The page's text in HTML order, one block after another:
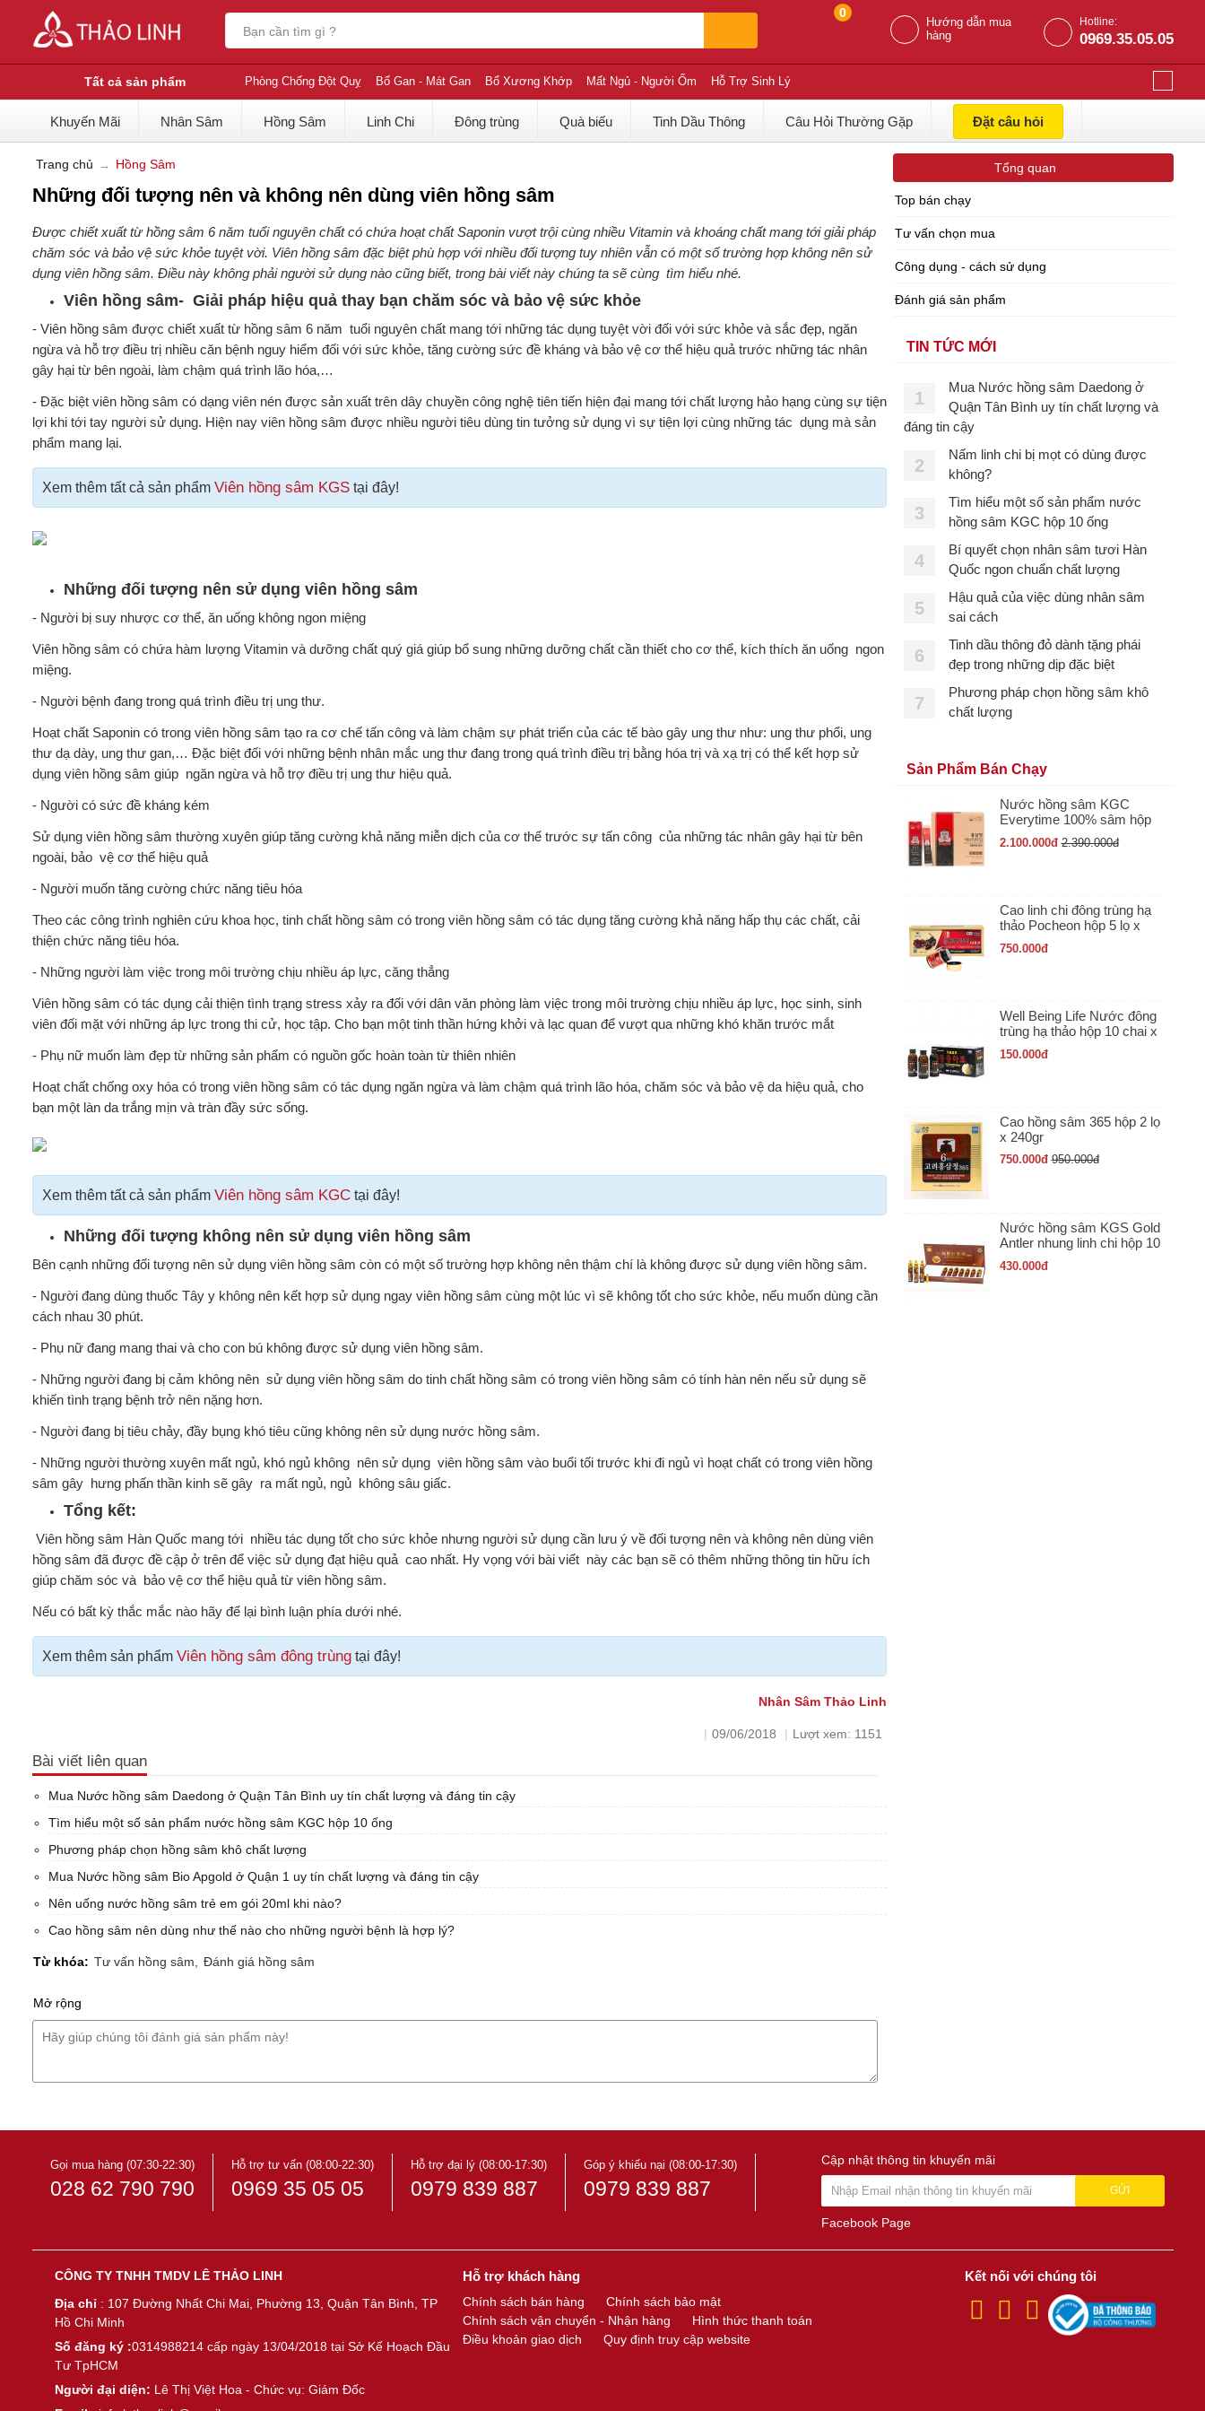
0
Hướng dẫn mua
hàng
Hotline:
0969.35.05.05
Tất cả sản phẩm Phòng Chống Đột Quỵ Bổ Gan - Mát Gan Bổ Xương Khớp Mất Ngủ - Người Ốm Hỗ Trợ Sinh Lý
Khuyến Mãi Nhân Sâm Hồng Sâm Linh Chi Đông trùng Quà biếu Tinh Dầu Thông Câu Hỏi Thường Gặp Đặt câu hỏi
Trang chủ Hồng Sâm
Những đối tượng nên và không nên dùng viên hồng sâm
Được chiết xuất từ hồng sâm 6 năm tuổi nguyên chất có chứa hoạt chất Saponin vượt trội cùng nhiều Vitamin và khoáng chất mang tới giải pháp
chăm sóc và bảo vệ sức khỏe tuyệt vời. Viên hồng sâm đặc biệt phù hợp với nhiều đối tượng tuy nhiên vẫn có một số trường hợp không nên sử
dụng viên hồng sâm. Điều này không phải người sử dụng nào cũng biết, trong bài viết này chúng ta sẽ cùng tìm hiểu nhé.
Viên hồng sâm- Giải pháp hiệu quả thay bạn chăm sóc và bảo vệ sức khỏe
- Viên hồng sâm được chiết xuất từ hồng sâm 6 năm tuổi nguyên chất mang tới những tác dụng tuyệt vời đối với sức khỏe và sắc đẹp, ngăn
ngừa và hỗ trợ điều trị nhiều căn bệnh nguy hiểm đối với sức khỏe, tăng cường sức đề kháng và bảo vệ cơ thể hiệu quả trước những tác nhân
gây hại từ bên ngoài, làm chậm quá trình lão hóa,…
- Đặc biệt viên hồng sâm có dạng viên nén được sản xuất trên dây chuyền công nghệ tiên tiến hiện đại mang tới chất lượng hảo hạng cùng sự tiện
lợi khi tới tay người sử dụng. Hiện nay viên hồng sâm được nhiều người tiêu dùng tin tưởng sử dụng vì sự tiện lợi cùng những tác dụng mà sản
phẩm mang lại.
Xem thêm tất cả sản phẩm Viên hồng sâm KGStại đây!
Những đối tượng nên sử dụng viên hồng sâm
- Người bị suy nhược cơ thể, ăn uống không ngon miệng
Viên hồng sâm có chứa hàm lượng Vitamin và dưỡng chất quý giá giúp bổ sung những dưỡng chất cần thiết cho cơ thể, kích thích ăn uống ngon
miệng.
- Người bệnh đang trong quá trình điều trị ung thư.
Hoạt chất Saponin có trong viên hồng sâm tạo ra cơ chế tấn công và làm chậm sự phát triển của các tế bào gây ung thư như: ung thư phổi, ung
thư dạ dày, ung thư gan,… Đặc biệt đối với những bệnh nhân mắc ung thư đang trong quá trình điều trị bằng hóa trị và xạ trị có thể kết hợp sử
dụng viên hồng sâm giúp ngăn ngừa và hỗ trợ điều trị ung thư hiệu quả.
- Người có sức đề kháng kém
Sử dụng viên hồng sâm thường xuyên giúp tăng cường khả năng miễn dịch của cơ thể trước sự tấn công của những tác nhân gây hại từ bên
ngoài, bảo vệ cơ thể hiệu quả
- Người muốn tăng cường chức năng tiêu hóa
Theo các công trình nghiên cứu khoa học, tinh chất hồng sâm có trong viên hồng sâm có tác dụng tăng cường khả năng hấp thụ các chất, cải
thiện chức năng tiêu hóa.
- Những người làm việc trong môi trường chịu nhiều áp lực, căng thẳng
Viên hồng sâm có tác dụng cải thiện tình trạng stress xảy ra đối với dân văn phòng làm việc trong môi trường chịu nhiều áp lực, học sinh, sinh
viên đối mặt với những áp lực trong thi cử, học tập. Cho bạn một tinh thần hứng khởi và lạc quan để vượt qua những khó khăn trước mắt
- Phụ nữ muốn làm đẹp từ những sản phẩm có nguồn gốc hoàn toàn từ thiên nhiên
Hoạt chất chống oxy hóa có trong viên hồng sâm có tác dụng ngăn ngừa và làm chậm quá trình lão hóa, chăm sóc và bảo vệ da hiệu quả, cho
bạn một làn da trắng mịn và tràn đầy sức sống.
Xem thêm tất cả sản phẩm Viên hồng sâm KGCtại đây!
Những đối tượng không nên sử dụng viên hồng sâm
Bên cạnh những đối tượng nên sử dụng viên hồng sâm còn có một số trường hợp không nên thậm chí là không được sử dụng viên hồng sâm.
- Người đang dùng thuốc Tây y không nên kết hợp sử dụng ngay viên hồng sâm cùng một lúc vì sẽ không tốt cho sức khỏe, nếu muốn dùng cần
cách nhau 30 phút.
- Phụ nữ đang mang thai và cho con bú không được sử dụng viên hồng sâm.
- Những người đang bị cảm không nên sử dụng viên hồng sâm do tinh chất hồng sâm có trong viên hồng sâm có tính hàn nên nếu sử dụng sẽ
khiến tình trạng bệnh trở nên nặng hơn.
- Người đang bị tiêu chảy, đầy bụng khó tiêu cũng không nên sử dụng nước hồng sâm.
- Những người thường xuyên mất ngủ, khó ngủ không nên sử dụng viên hồng sâm vào buổi tối trước khi đi ngủ vì hoạt chất có trong viên hồng
sâm gây hưng phấn thần kinh sẽ gây ra mất ngủ, ngủ không sâu giấc.
Tổng kết:
Viên hồng sâm Hàn Quốc mang tới nhiều tác dụng tốt cho sức khỏe nhưng người sử dụng cần lưu ý về đối tượng nên và không nên dùng viên
hồng sâm đã được đề cập ở trên để việc sử dụng đạt hiệu quả cao nhất. Hy vọng với bài viết này các bạn sẽ có thêm những thông tin hữu ích
giúp chăm sóc và bảo vệ cơ thể hiệu quả từ viên hồng sâm.
Nếu có bất kỳ thắc mắc nào hãy để lại bình luận phía dưới nhé.
Xem thêm sản phẩm Viên hồng sâm đông trùngtại đây!
Nhân Sâm Thảo Linh
| 09/06/2018 | Lượt xem: 1151
Bài viết liên quan
Mua Nước hồng sâm Daedong ở Quận Tân Bình uy tín chất lượng và đáng tin cậy
Tìm hiểu một số sản phẩm nước hồng sâm KGC hộp 10 ống
Phương pháp chọn hồng sâm khô chất lượng
Mua Nước hồng sâm Bio Apgold ở Quận 1 uy tín chất lượng và đáng tin cậy
Nên uống nước hồng sâm trẻ em gói 20ml khi nào?
Cao hồng sâm nên dùng như thế nào cho những người bệnh là hợp lý?
Từ khóa: Tư vấn hồng sâm, Đánh giá hồng sâm
Mở rộng
Tổng quan
Top bán chạy
Tư vấn chọn mua
Công dụng - cách sử dụng
Đánh giá sản phẩm
TIN TỨC MỚI
1
Mua Nước hồng sâm Daedong ở
Quận Tân Bình uy tín chất lượng và
đáng tin cậy
2
Nấm linh chi bị mọt có dùng được
không?
3
Tìm hiểu một số sản phẩm nước
hồng sâm KGC hộp 10 ống
4
Bí quyết chọn nhân sâm tươi Hàn
Quốc ngon chuẩn chất lượng
5
Hậu quả của việc dùng nhân sâm
sai cách
6
Tinh dầu thông đỏ dành tặng phái
đẹp trong những dịp đặc biệt
7
Phương pháp chọn hồng sâm khô
chất lượng
Sản Phẩm Bán Chạy
Nước hồng sâm KGC
Everytime 100% sâm hộp
30 gói x 10ml
2.100.000đ 2.390.000đ
Cao linh chi đông trùng hạ
thảo Pocheon hộp 5 lọ x
50gr
750.000đ
Well Being Life Nước đông
trùng hạ thảo hộp 10 chai x
100ml
150.000đ
Cao hồng sâm 365 hộp 2 lọ
x 240gr
750.000đ 950.000đ
Nước hồng sâm KGS Gold
Antler nhung linh chi hộp 10
ống x 20ml
430.000đ
Gọi mua hàng (07:30-22:30)
028 62 790 790
Hỗ trợ tư vấn (08:00-22:30)
0969 35 05 05
Hỗ trợ đại lý (08:00-17:30)
0979 839 887
Góp ý khiếu nại (08:00-17:30)
0979 839 887
Cập nhật thông tin khuyến mãi
GỬI
Facebook Page
CÔNG TY TNHH TMDV LÊ THẢO LINH
Địa chỉ : 107 Đường Nhất Chi Mai, Phường 13, Quận Tân Bình, TP
Hồ Chi Minh
Số đăng ký :0314988214 cấp ngày 13/04/2018 tại Sở Kế Hoạch Đầu
Tư TpHCM
Người đại diện: Lê Thị Việt Hoa - Chức vụ: Giám Đốc
Hỗ trợ khách hàng
Chính sách bán hàng
Chính sách bảo mật
Chính sách vận chuyển - Nhận hàng
Hình thức thanh toán
Điều khoản giao dịch
Quy định truy cập website
Kết nối với chúng tôi